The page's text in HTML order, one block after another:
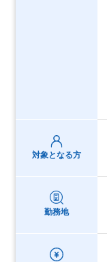
対象となる方
勤務地